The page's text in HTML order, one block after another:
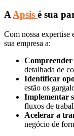
A Apsis é sua
Com nossa expertise
sua empresa a:
Compreender
detalhada de
Identificar
estão os
Implementar
fluxos de
Acelerar a
negócio de